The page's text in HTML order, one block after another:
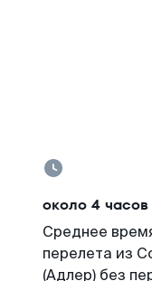
около 4 часов
Среднее
перелета из
(Адлер) без